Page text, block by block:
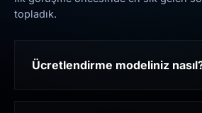
topladık.
Ücretlendirme modeliniz